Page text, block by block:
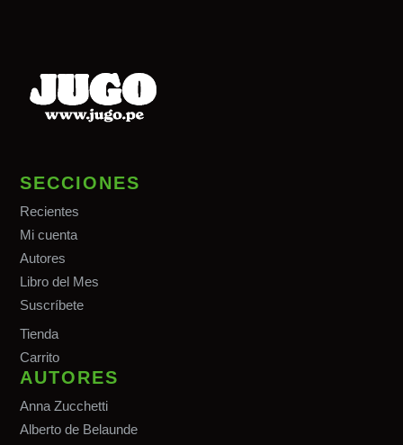
SECCIONES
Recientes
Mi cuenta
Autores
Libro del Mes
Suscríbete
Tienda
Carrito
AUTORES
Anna Zucchetti
Alberto de Belaunde